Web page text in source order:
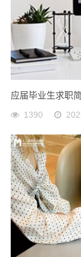
应届毕业生求职
1390